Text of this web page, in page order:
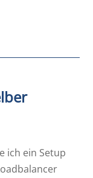
ich ein Setup